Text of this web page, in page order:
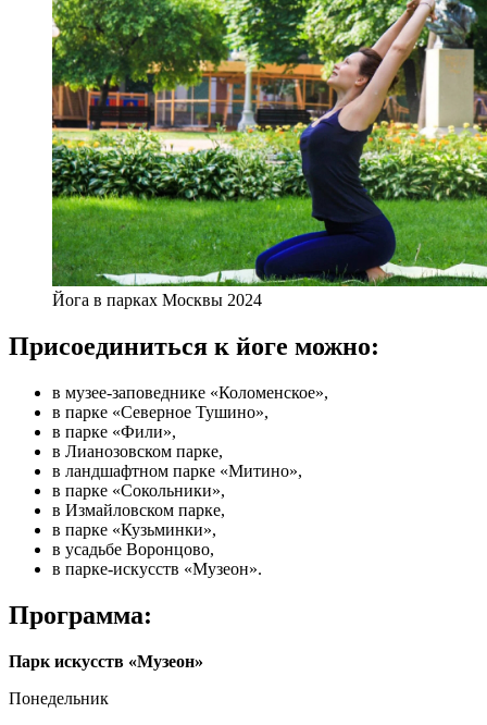
Йога в парках Москвы 2024
Присоединиться к йоге можно:
в музее-заповеднике «Коломенское»,
в парке «Северное Тушино»,
в парке «Фили»,
в Лианозовском парке,
в ландшафтном парке «Митино»,
в парке «Сокольники»,
в Измайловском парке,
в парке «Кузьминки»,
в усадьбе Воронцово,
в парке-искусств «Музеон».
Программа:
Парк искусств «Музеон»
Понедельник